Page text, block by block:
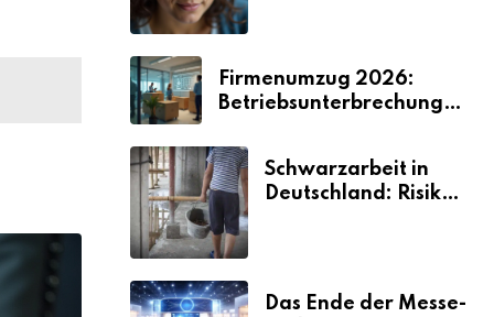
Firmenumzug 2026:
Betriebsunterbrechungen
Schwarzarbeit in
Deutschland: Risiken
Das Ende der Messe-